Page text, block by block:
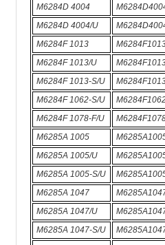
M6284D 4004
M6284D 4004/U
M6284F 1013
M6284F 1013/U
M6284F 1013-S/U
M6284F 1062-S/U
M6284F 1078-F/U
M6285A 1005
M6285A 1005/U
M6285A 1005-S/U
M6285A 1047
M6285A 1047/U
M6285A 1047-S/U